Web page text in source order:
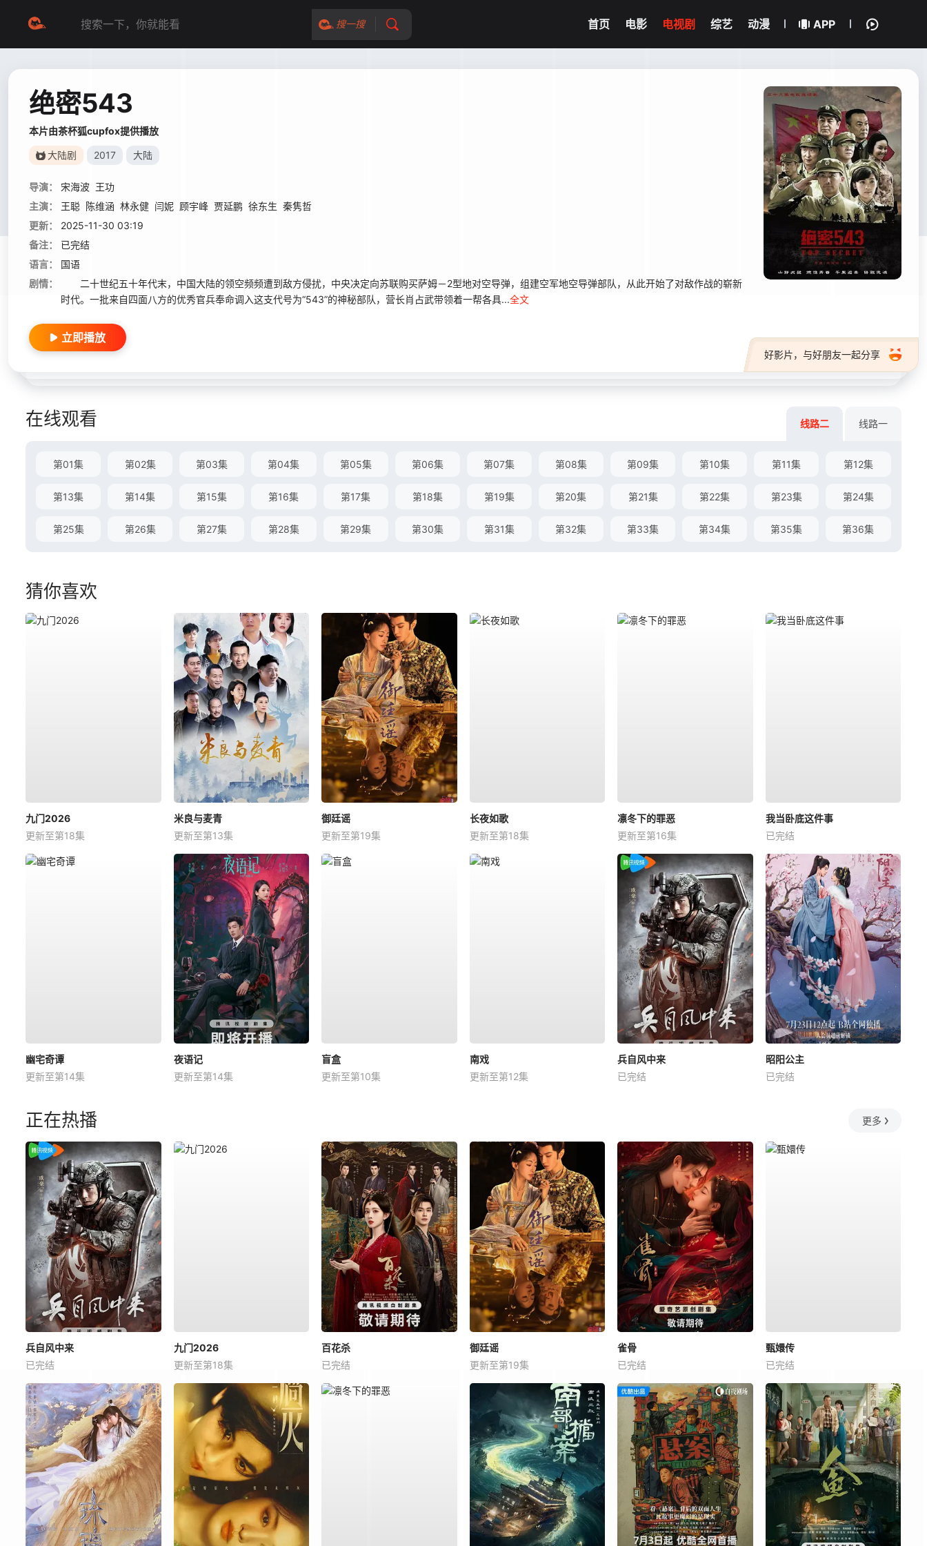
搜一搜 首页 电影 电视剧 综艺 动漫 APP
绝密543
本片由茶杯狐cupfox提供播放
大陆剧 2017 大陆
导演： 宋海波 王功
主演：
王聪 陈维涵 林永健 闫妮 顾宇峰 贾延鹏 徐东生 秦隽哲
更新：
2025-11-30 03:19
备注：
已完结
语言：
国语
剧情：
二十世纪五十年代末，中国大陆的领空频频遭到敌方侵扰，中央决定向苏联购买萨姆－2型地对空导弹，组建空军地空导弹部队，从此开始了对敌作战的崭新
时代。一批来自四面八方的优秀官兵奉命调入这支代号为“543”的神秘部队，营长肖占武带领着一帮各具...全文
好影片，与好朋友一起分享
立即播放
在线观看 线路二 线路一
第01集 第02集 第03集 第04集 第05集 第06集 第07集 第08集 第09集 第10集 第11集 第12集
第13集 第14集 第15集 第16集 第17集 第18集 第19集 第20集 第21集 第22集 第23集 第24集
第25集 第26集 第27集 第28集 第29集 第30集 第31集 第32集 第33集 第34集 第35集 第36集
猜你喜欢
九门2026
更新至第18集
米良与麦青
更新至第13集
御廷谣
更新至第19集
长夜如歌
更新至第18集
凛冬下的罪恶
更新至第16集
我当卧底这件事
已完结
幽宅奇谭
更新至第14集
夜语记
更新至第14集
盲盒
更新至第10集
南戏
更新至第12集
兵自风中来
已完结
昭阳公主
已完结
正在热播 更多
兵自风中来
已完结
九门2026
更新至第18集
百花杀
已完结
御廷谣
更新至第19集
雀骨
已完结
甄嬛传
已完结